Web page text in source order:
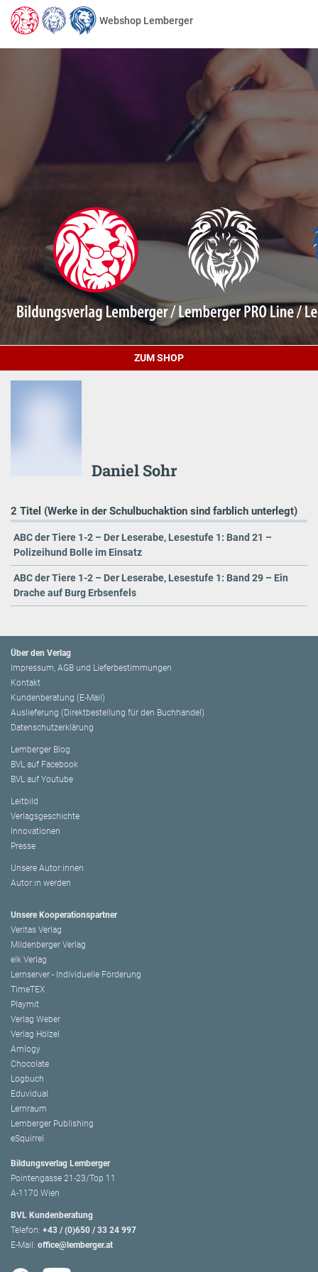
Webshop Lemberger
ZUM SHOP
Daniel Sohr
2 Titel (Werke in der Schulbuchaktion sind farblich unterlegt)
ABC der Tiere 1-2 – Der Leserabe, Lesestufe 1: Band 21 –
Polizeihund Bolle im Einsatz
ABC der Tiere 1-2 – Der Leserabe, Lesestufe 1: Band 29 – Ein
Drache auf Burg Erbsenfels
Über den Verlag
Impressum, AGB und Lieferbestimmungen
Kontakt
Kundenberatung (E-Mail)
Auslieferung (Direktbestellung für den Buchhandel)
Datenschutzerklärung
Lemberger Blog
BVL auf Facebook
BVL auf Youtube
Leitbild
Verlagsgeschichte
Innovationen
Presse
Unsere Autor:innen
Autor:in werden
Unsere Kooperationspartner
Veritas Verlag
Mildenberger Verlag
elk Verlag
Lernserver - Individuelle Förderung
TimeTEX
Playmit
Verlag Weber
Verlag Hölzel
Amlogy
Chocolate
Logbuch
Eduvidual
Lernraum
Lemberger Publishing
eSquirrel
Bildungsverlag Lemberger
Pointengasse 21-23/Top 11
A-1170 Wien
BVL Kundenberatung
Telefon: +43 / (0)650 / 33 24 997
E-Mail: office@lemberger.at